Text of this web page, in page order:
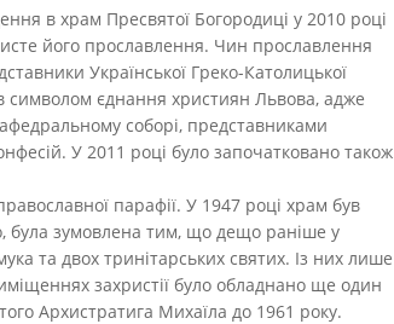
в храм Пресвятої Богородиці у 2010 році
його прославлення. Чин прославлення
Української Греко-Католицької
символом єднання християн Львова, адже
соборі, представниками
У 2011 році було започатковано також
парафії. У 1947 році храм був
була зумовлена тим, що дещо раніше у
та двох тринітарських святих. Із них лише
захристії було обладнано ще один
Архистратига Михаїла до 1961 року.